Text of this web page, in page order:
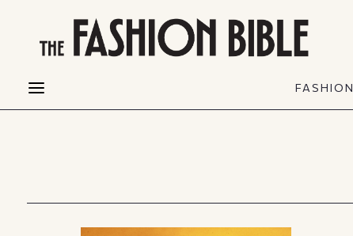
THE FASHION BIBLE
FASHION